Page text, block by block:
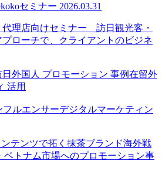
セミナー 2026.03.31
代理店向けセミナー＿訪日観光客・
ローチで、クライアントのビジネ
日外国人 プロモーション 事例在留外
活用
フルエンサーデジタルマーケティン
テンツで拓く抹茶ブランド海外戦
ベトナム市場へのプロモーション事